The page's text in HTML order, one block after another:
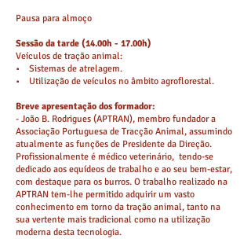
Pausa para almoço
Sessão da tarde (14.00h - 17.00h)
Veículos de tração animal:
• Sistemas de atrelagem.
• Utilização de veículos no âmbito agroflorestal.
Breve apresentação dos formador:
- João B. Rodrigues (APTRAN), membro fundador a
Associação Portuguesa de Tracção Animal, assumindo
atualmente as funções de Presidente da Direção.
Profissionalmente é médico veterinário, tendo-se
dedicado aos equídeos de trabalho e ao seu bem-estar,
com destaque para os burros. O trabalho realizado na
APTRAN tem-lhe permitido adquirir um vasto
conhecimento em torno da tração animal, tanto na
sua vertente mais tradicional como na utilização
moderna desta tecnologia.